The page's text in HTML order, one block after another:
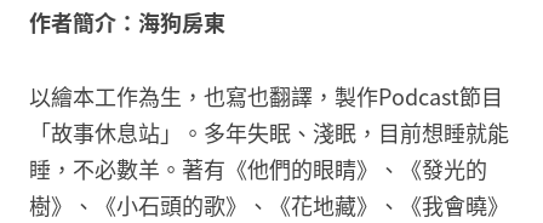
作者簡介：海狗房東
以繪本工作為生，也寫也翻譯，製作Podcast節目
「故事休息站」。多年失眠、淺眠，目前想睡就能
睡，不必數羊。著有《他們的眼睛》、《發光的
樹》、《小石頭的歌》、《花地藏》、《我會曉》